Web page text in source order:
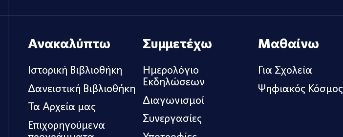
Ανακαλύπτω
Ιστορική Βιβλιοθήκη
Δανειστική Βιβλιοθήκη
Τα Αρχεία μας
Επιχορηγούμενα
Συμμετέχω
Ημερολόγιο
Εκδηλώσεων
Διαγωνισμοί
Συνεργασίες
Μαθαίνω
Για Σχολεία
Ψηφιακός Κόσμος